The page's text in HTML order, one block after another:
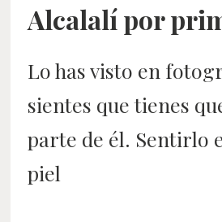
Alcalalí por
Lo has visto en
sientes que tienes
parte de él. Sentirlo
piel